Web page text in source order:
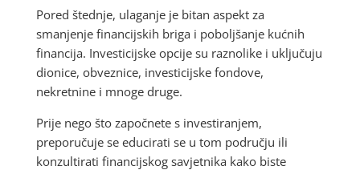
Pored štednje, ulaganje je bitan aspekt za
smanjenje financijskih briga i poboljšanje kućnih
financija. Investicijske opcije su raznolike i uključuju
dionice, obveznice, investicijske fondove,
nekretnine i mnoge druge.
Prije nego što započnete s investiranjem,
preporučuje se educirati se u tom području ili
konzultirati financijskog savjetnika kako biste